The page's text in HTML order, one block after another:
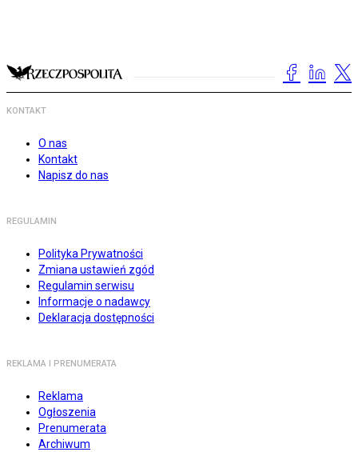
KONTAKT
O nas
Kontakt
Napisz do nas
REGULAMIN
Polityka Prywatności
Zmiana ustawień zgód
Regulamin serwisu
Informacje o nadawcy
Deklaracja dostępności
REKLAMA I PRENUMERATA
Reklama
Ogłoszenia
Prenumerata
Archiwum